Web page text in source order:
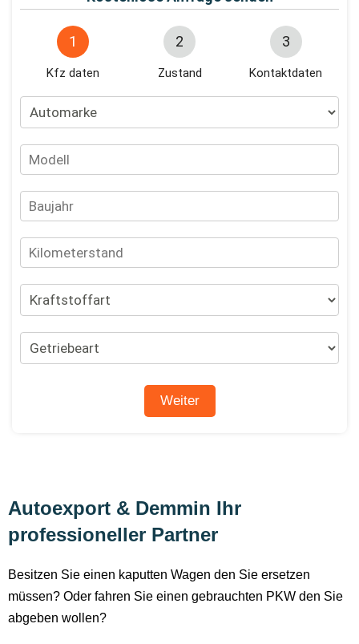
Autoexport & Demmin Ihr
professioneller Partner
Besitzen Sie einen kaputten Wagen den Sie ersetzen
müssen? Oder fahren Sie einen gebrauchten PKW den Sie
abgeben wollen?